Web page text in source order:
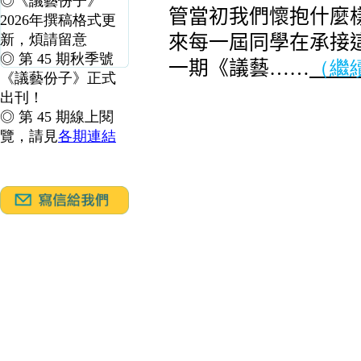
2026年撰稿格式更
新，煩請留意
◎ 第 45 期秋季號
《議藝份子》正式
出刊！
◎ 第 45 期線上閱
覽，請見各期連結